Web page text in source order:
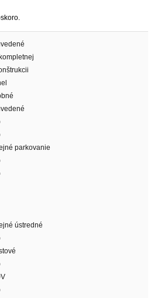
parkovanie
ústredné